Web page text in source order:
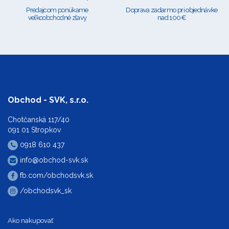
Predajcom ponúkame
veľkoobchodné zľavy
Doprava zadarmo pri objednávke
nad 100€
Obchod - SVK, s.r.o.
Chotčanská 117/40
091 01 Stropkov
0918 610 437
info@obchod-svk.sk
fb.com/obchodsvk.sk
/obchodsvk_sk
Ako nakupovať